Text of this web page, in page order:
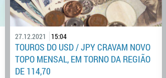
27.12.2021 15:04
TOUROS DO USD / JPY CRAVAM NOVO
TOPO MENSAL, EM TORNO DA REGIÃO
DE 114,70